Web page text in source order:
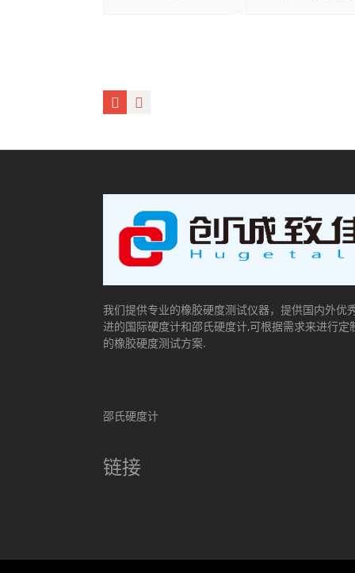
我们提供专业的橡胶硬度测试仪器，提供国内外优
进的国际硬度计和邵氏硬度计,可根据需求来进行定
的橡胶硬度测试方案.
邵氏硬度计
链接